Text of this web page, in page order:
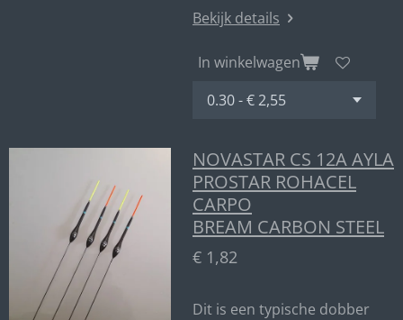
Bekijk details
In winkelwagen
NOVASTAR CS 12A AYLA
PROSTAR ROHACEL
CARPO
BREAM CARBON STEEL
€ 1,82
Dit is een typische dobber